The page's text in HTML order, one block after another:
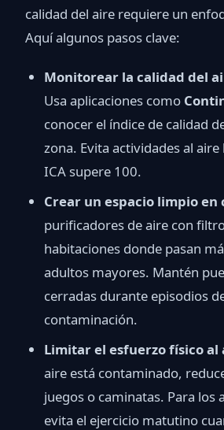
calidad del aire requiere un
Aquí algunos pasos clave:
Monitorear la calidad del
Usa aplicaciones como
conocer el índice de calidad
zona. Evita actividades al
ICA supere 100.
Crear un espacio limpio en
purificadores de aire con
habitaciones donde pasan
adultos mayores. Mantén
cerradas durante episodios
contaminación.
Limitar el esfuerzo físico
aire está contaminado,
juegos o caminatas. Para los
evita el ejercicio matutino